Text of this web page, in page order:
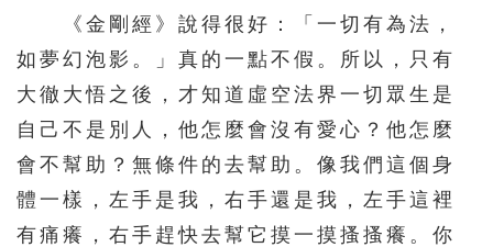
《金剛經》說得很好：「一切有為法，
如夢幻泡影。」真的一點不假。所以，只有
大徹大悟之後，才知道虛空法界一切眾生是
自己不是別人，他怎麼會沒有愛心？他怎麼
會不幫助？無條件的去幫助。像我們這個身
體一樣，左手是我，右手還是我，左手這裡
有痛癢，右手趕快去幫它摸一摸搔搔癢。你